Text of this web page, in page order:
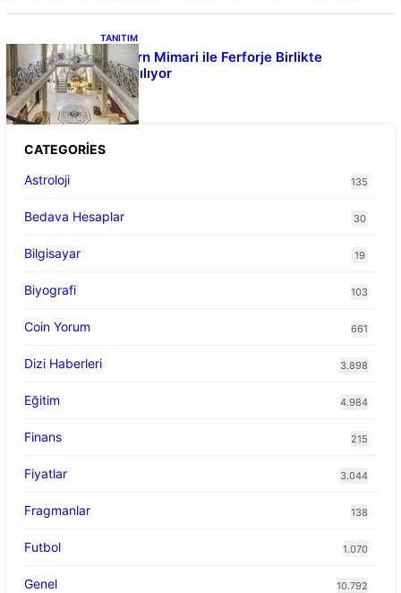
TANITIM
Modern Mimari ile Ferforje Birlikte
Kullanılıyor
CATEGORIES
Astroloji
135
Bedava Hesaplar 30
Bilgisayar 19
Biyografi 103
Coin Yorum 661
Dizi Haberleri 3.898
Eğitim 4.984
Finans 215
Fiyatlar 3.044
Fragmanlar 138
Futbol 1.070
Genel 10.792